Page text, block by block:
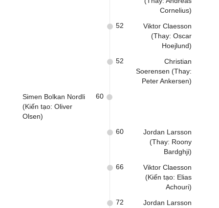
Cornelius)
Viktor Claesson
(Thay: Oscar
Hoejlund)
52
Christian
Soerensen (Thay:
Peter Ankersen)
52
Simen Bolkan Nordli
(Kiến tạo: Oliver
Olsen)
60
Jordan Larsson
(Thay: Roony
Bardghji)
60
Viktor Claesson
(Kiến tạo: Elias
Achouri)
66
Jordan Larsson
72